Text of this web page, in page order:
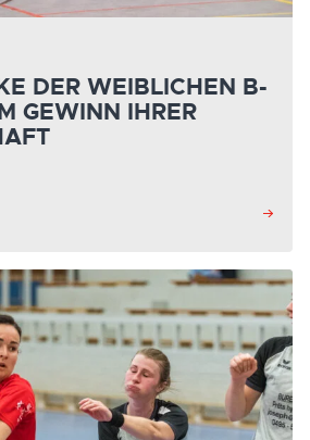
DER WEIBLICHEN B-
GEWINN IHRER